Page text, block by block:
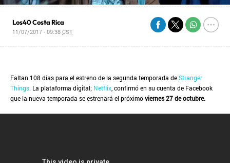
Los40 Costa Rica
11/07/2017 - 09:38CST
Faltan 108 días para el estreno de la segunda temporada deStranger
Things. La plataforma digital; Netflix , confirmó en su cuenta de Facebook
que la nueva temporada se estrenará el próximoviernes 27 de octubre.